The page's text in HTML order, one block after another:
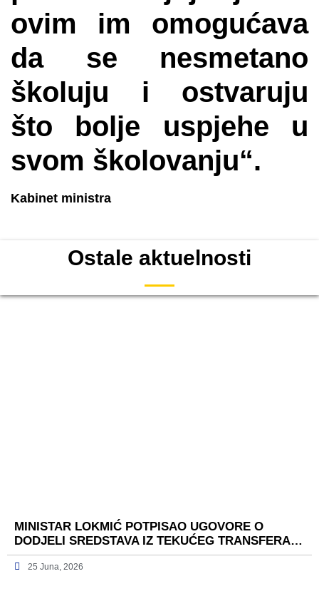
ovim im omogućava
da se nesmetano
školuju i ostvaruju
što bolje uspjehe u
svom školovanju“.
Kabinet ministra
Ostale aktuelnosti
MINISTAR LOKMIĆ POTPISAO UGOVORE O
DODJELI SREDSTAVA IZ TEKUĆEG TRANSFERA…
25 Juna, 2026